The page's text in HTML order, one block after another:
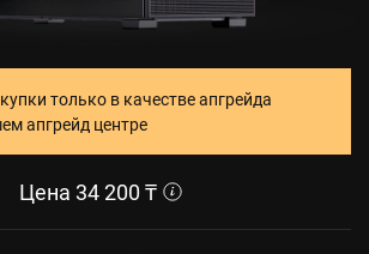
только в качестве апгрейда
апгрейд центре
Цена 34 200 ₸